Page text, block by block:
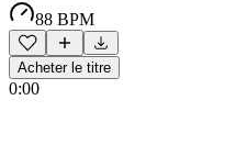
88 BPM
Acheter le titre
0:00